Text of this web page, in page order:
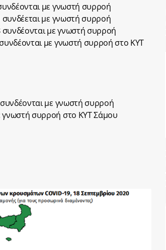
με γνωστή συρροή
με γνωστή συρροή
με γνωστή συρροή
με γνωστή συρροή στο ΚΥΤ
με γνωστή συρροή
συρροή στο ΚΥΤ Σάμου